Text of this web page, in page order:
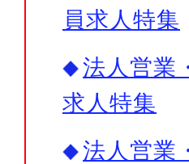
員求人特集
法人営業
求人特集
法人営業